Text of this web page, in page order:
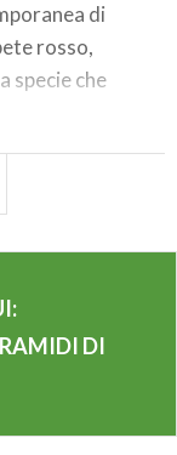
di
rosso,
specie che
e vi sono
alla
Piramidi.
DI